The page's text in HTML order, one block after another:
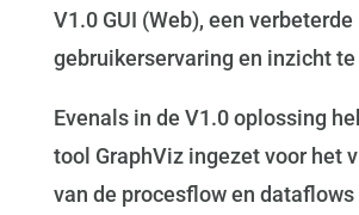
V1.0 GUI (Web), een verbeterde
gebruikerservaring en inzicht te
Evenals in de V1.0 oplossing
tool GraphViz ingezet voor het
van de procesflow en dataflows